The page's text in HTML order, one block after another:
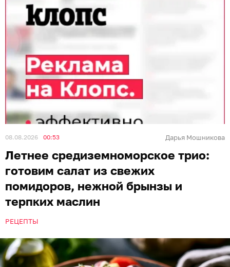
08.08.2026 00:53 Дарья Мошникова
Летнее средиземноморское трио:
готовим салат из свежих
помидоров, нежной брынзы и
терпких маслин
РЕЦЕПТЫ